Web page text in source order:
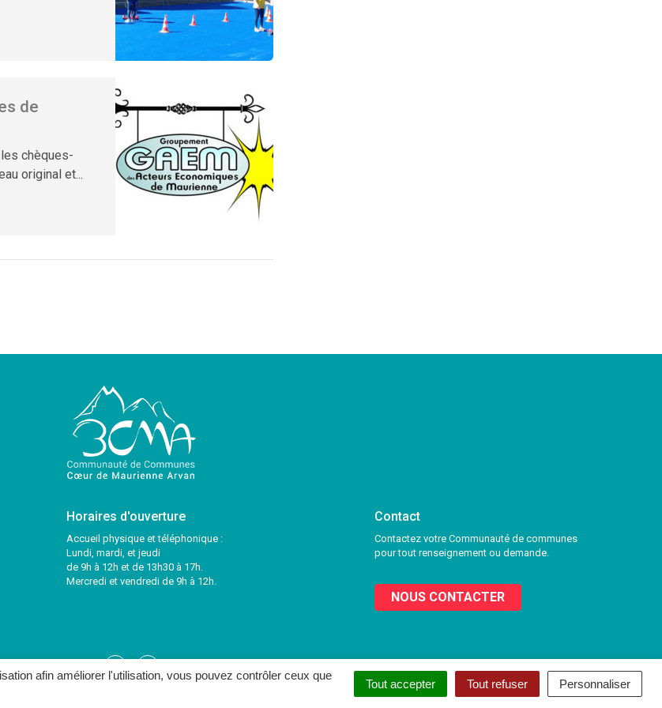
afin améliorer l'utilisation, vous pouvez contrôler ceux que
Tout accepter Tout refuser Personnaliser
de
chèques-
original et...
Horaires d'ouverture
Accueil physique et téléphonique :
Lundi, mardi, et jeudi
de 9h à 12h et de 13h30 à 17h.
Mercredi et vendredi de 9h à 12h.
Contact
Contactez votre Communauté de communes
pour tout renseignement ou demande.
NOUS CONTACTER
vers
vers